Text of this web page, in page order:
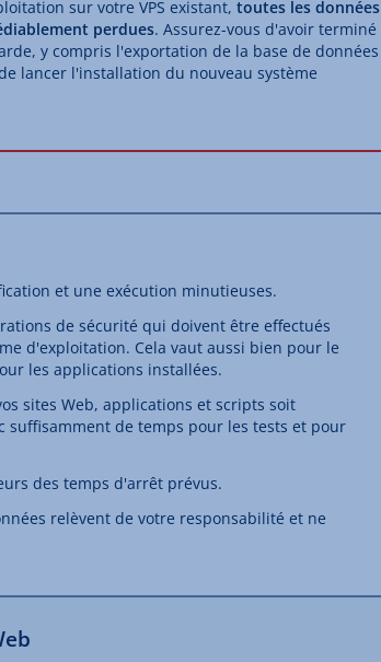
sur votre VPS existant, toutes les données
perdues. Assurez-vous d'avoir terminé
y compris l'exportation de la base de données
lancer l'installation du nouveau système
et une exécution minutieuses.
de sécurité qui doivent être effectués
d'exploitation. Cela vaut aussi bien pour le
les applications installées.
sites Web, applications et scripts soit
suffisamment de temps pour les tests et pour
des temps d'arrêt prévus.
relèvent de votre responsabilité et ne